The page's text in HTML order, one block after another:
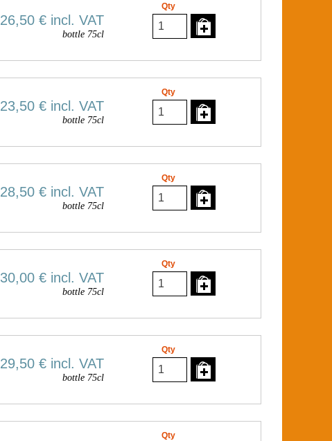
26,50 € incl. VAT
bottle 75cl
Qty
23,50 € incl. VAT
bottle 75cl
Qty
28,50 € incl. VAT
bottle 75cl
Qty
30,00 € incl. VAT
bottle 75cl
Qty
29,50 € incl. VAT
bottle 75cl
Qty
Qty